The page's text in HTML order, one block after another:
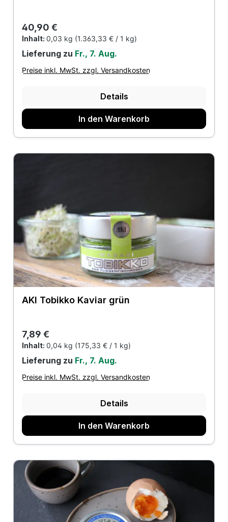
Regulärer Preis:
40,90 €
Inhalt: 0,03 kg (1.363,33 € / 1 kg)
Lieferung zu Fr., 7. Aug.
Preise inkl. MwSt. zzgl. Versandkosten
Details
In den Warenkorb
AKI Tobikko Kaviar grün
Regulärer Preis:
7,89 €
Inhalt: 0,04 kg (175,33 € / 1 kg)
Lieferung zu Fr., 7. Aug.
Preise inkl. MwSt. zzgl. Versandkosten
Details
In den Warenkorb